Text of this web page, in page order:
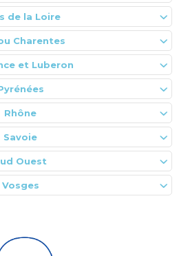
de la Loire
Charentes
et Luberon
Rhône
Savoie
Ouest
Vosges